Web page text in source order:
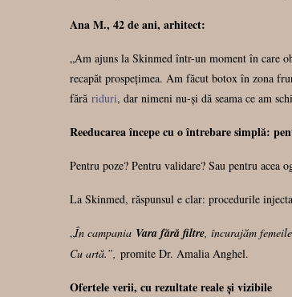
Ana M., 42 de ani, arhitect:
„Am ajuns la Skinmed într-un moment în care
recapăt prospețimea. Am făcut botox în zona
fără riduri, dar nimeni nu-și dă seama ce am
Reeducarea începe cu o întrebare simplă:
Pentru poze? Pentru validare? Sau pentru
La Skinmed, răspunsul e clar: procedurile
„În campania Vara fără filtre, încurajăm
Cu artă.”, promite Dr. Amalia Anghel.
Ofertele verii, cu rezultate reale și vizibile